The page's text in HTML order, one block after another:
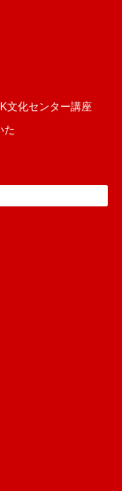
文化センター講座
た